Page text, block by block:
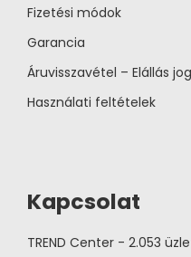
Fizetési módok
Garancia
Áruvisszavétel – Elállás
Használati feltételek
Kapcsolat
TREND Center - 2.053